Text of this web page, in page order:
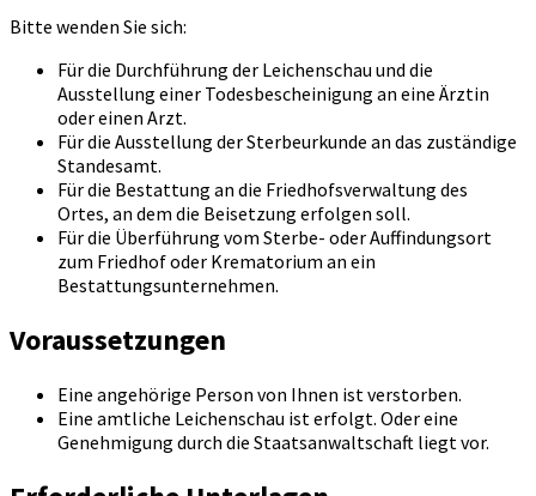
Bitte wenden Sie sich:
Für die Durchführung der Leichenschau und die
Ausstellung einer Todesbescheinigung an eine Ärztin
oder einen Arzt.
Für die Ausstellung der Sterbeurkunde an das zuständige
Standesamt.
Für die Bestattung an die Friedhofsverwaltung des
Ortes, an dem die Beisetzung erfolgen soll.
Für die Überführung vom Sterbe- oder Auffindungsort
zum Friedhof oder Krematorium an ein
Bestattungsunternehmen.
Voraussetzungen
Eine angehörige Person von Ihnen ist verstorben.
Eine amtliche Leichenschau ist erfolgt. Oder eine
Genehmigung durch die Staatsanwaltschaft liegt vor.